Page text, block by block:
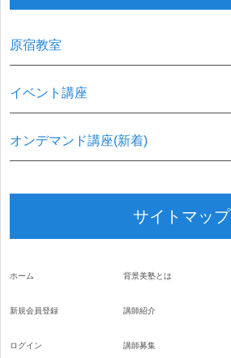
原宿教室
イベント講座
オンデマンド講座(新着)
サイトマップ
ホーム
新規会員登録
ログイン
背景美塾とは
講師紹介
講師募集